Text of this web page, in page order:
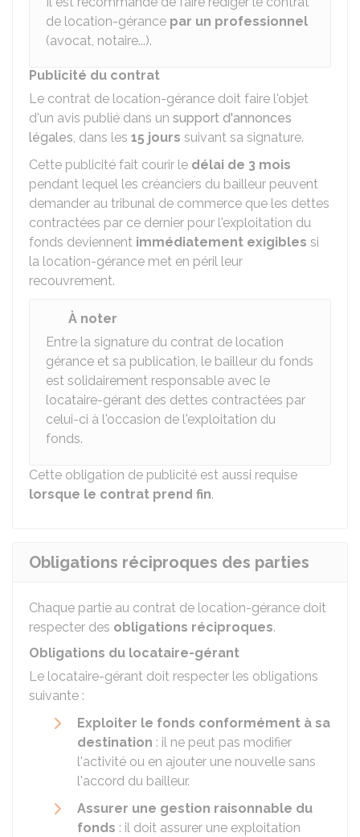
de location-gérance par un professionnel
(avocat, notaire...).
Publicité du contrat
Le contrat de location-gérance doit faire l'objet
d'un avis publié dans un support d'annonces
légales, dans les 15 jours suivant sa signature.
Cette publicité fait courir le délai de 3 mois
pendant lequel les créanciers du bailleur peuvent
demander au tribunal de commerce que les dettes
contractées par ce dernier pour l'exploitation du
fonds deviennent immédiatement exigibles si
la location-gérance met en péril leur
recouvrement.
À noter
Entre la signature du contrat de location
gérance et sa publication, le bailleur du fonds
est solidairement responsable avec le
locataire-gérant des dettes contractées par
celui-ci à l'occasion de l'exploitation du
fonds.
Cette obligation de publicité est aussi requise
lorsque le contrat prend fin.
Obligations réciproques des parties
Chaque partie au contrat de location-gérance doit
respecter des obligations réciproques.
Obligations du locataire-gérant
Le locataire-gérant doit respecter les obligations
suivante :
Exploiter le fonds conformément à sa
destination : il ne peut pas modifier
l'activité ou en ajouter une nouvelle sans
l'accord du bailleur.
Assurer une gestion raisonnable du
fonds : il doit assurer une exploitation